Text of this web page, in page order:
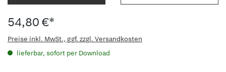
54,80 €*
Preise inkl. MwSt., ggf. zzgl. Versandkosten
lieferbar, sofort per Download